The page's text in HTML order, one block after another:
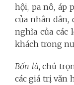
hội, pa nô, áp
của nhân dân,
nghĩa của các
khách trong
Bốn là,chú
các giá trị văn